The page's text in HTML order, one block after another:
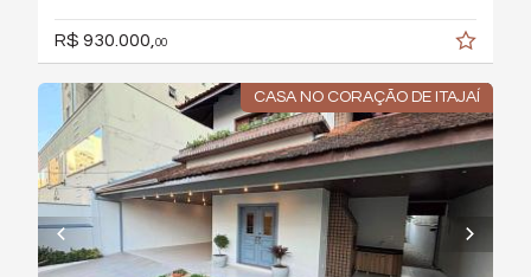
R$ 930.000, 00
CASA NO CORAÇÃO DE ITAJAÍ